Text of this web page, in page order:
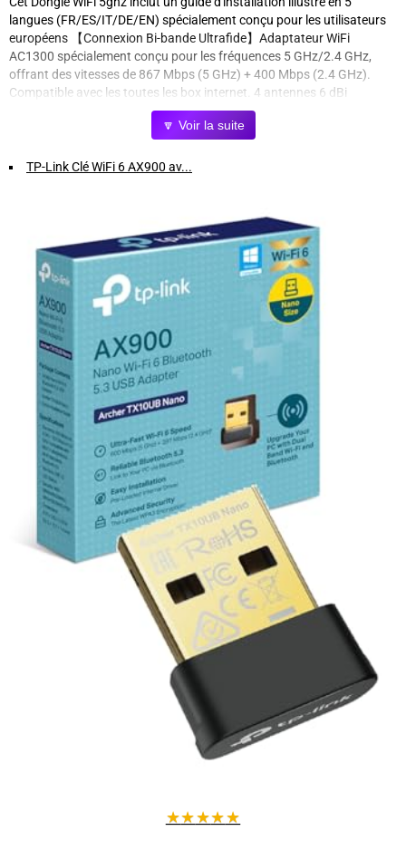
langues (FR/ES/IT/DE/EN) spécialement conçu pour les utilisateurs
européens 【Connexion Bi-bande Ultrafide】Adaptateur WiFi
AC1300 spécialement conçu pour les fréquences 5 GHz/2.4 GHz,
offrant des vitesses de 867 Mbps (5 GHz) + 400 Mbps (2.4 GHz).
Compatible avec les toutes les box internet. 4 antennes 6 dBi
pénètrent efficacement les murs épais des vieux immeubles parisiens,
éliminant les problèmes de signal pour une expérience 4K/jeux UHD
USB 3.0 extensible de 1 mètre (rétrocompatible USB 2.0), cette clé
d'ordinateur encombrants ou les tours PC volumineuses, permettant
un positionnement stratégique des 4 antennes 6 dBi pour capter le
meilleur signal, des studios urbains aux maisons de campagne
【Technologie MU-MIMO pour Multitâche】Grâce à la technologie
MU-MIMO, l'clé wifi usb gère simultanément smartphones, tablettes
et objets connectés typiques des foyers,de transmettre et recevoir
des données simultanément sans perte de débit. Parfait pour le
télétravail, le streaming HD, ou les sessions Twitch sans interférence,
même avec 10+ appareils connectés
🔽 Voir la suite
TP-Link Clé WiFi 6 AX900 av...
★★★★★